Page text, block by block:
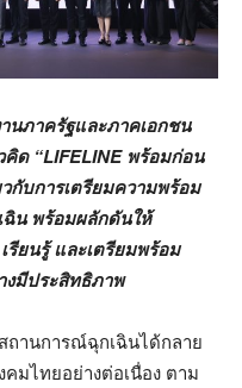
นภาครัฐและภาคเอกชน
ด “LIFELINE พร้อมก่อน
กับการเตรียมความพร้อม
น พร้อมผลักดันให้
รียนรู้ และเตรียมพร้อม
มีประสิทธิภาพ
านการณ์ฉุกเฉินได้กลาย
มไทยอย่างต่อเนื่อง ตาม